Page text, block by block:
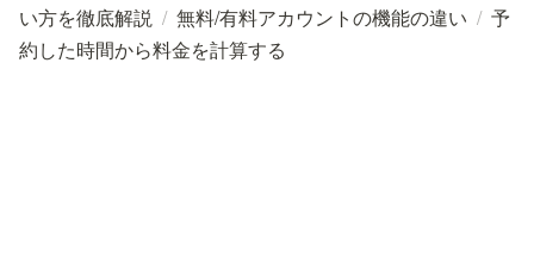
い方を徹底解説 / 無料/有料アカウントの機能の違い / 予
約した時間から料金を計算する